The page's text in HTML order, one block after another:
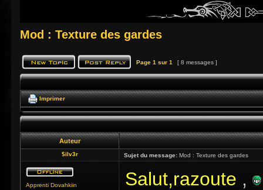
Mod : Texture des gardes
Page 1 sur 1 [ 8 messages ]
Imprimer
Auteur
$ilv3r Sujet du message: Mod : Texture des gardes
Apprenti Dovahkiin Salut,razoute ,